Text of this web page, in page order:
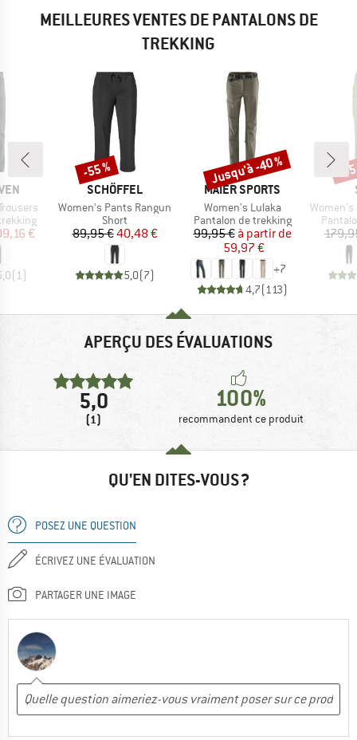
MEILLEURES VENTES DE PANTALONS DE
TREKKING
réduit
€
(1)
MARQUE
SCHÖFFEL
Article
Women's Pants Rangun
Product group
Short
Prix
89,95 €Prix réduit
40,48 €
5,0(7)
Remise
-55 %
MARQUE
MAIER SPORTS
Article
Women's Lulaka
Product group
Pantalon de trekking
Prix
99,95 € Prix réduit
à partir de
59,97 €
+7
4,7(113)
Remise
Jusqu'à -40 %
Article
Women's HoforsSt.
-
APERÇU DES ÉVALUATIONS
5,0
(1)
100%
recommandent ce produit
QU'EN DITES-VOUS ?
POSEZ UNE QUESTION
ÉCRIVEZ UNE ÉVALUATION
PARTAGER UNE IMAGE